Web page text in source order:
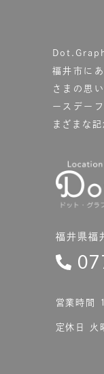
福井市に
さまの思
ースデー
まざまな
福井県
営業時間
定休日 火